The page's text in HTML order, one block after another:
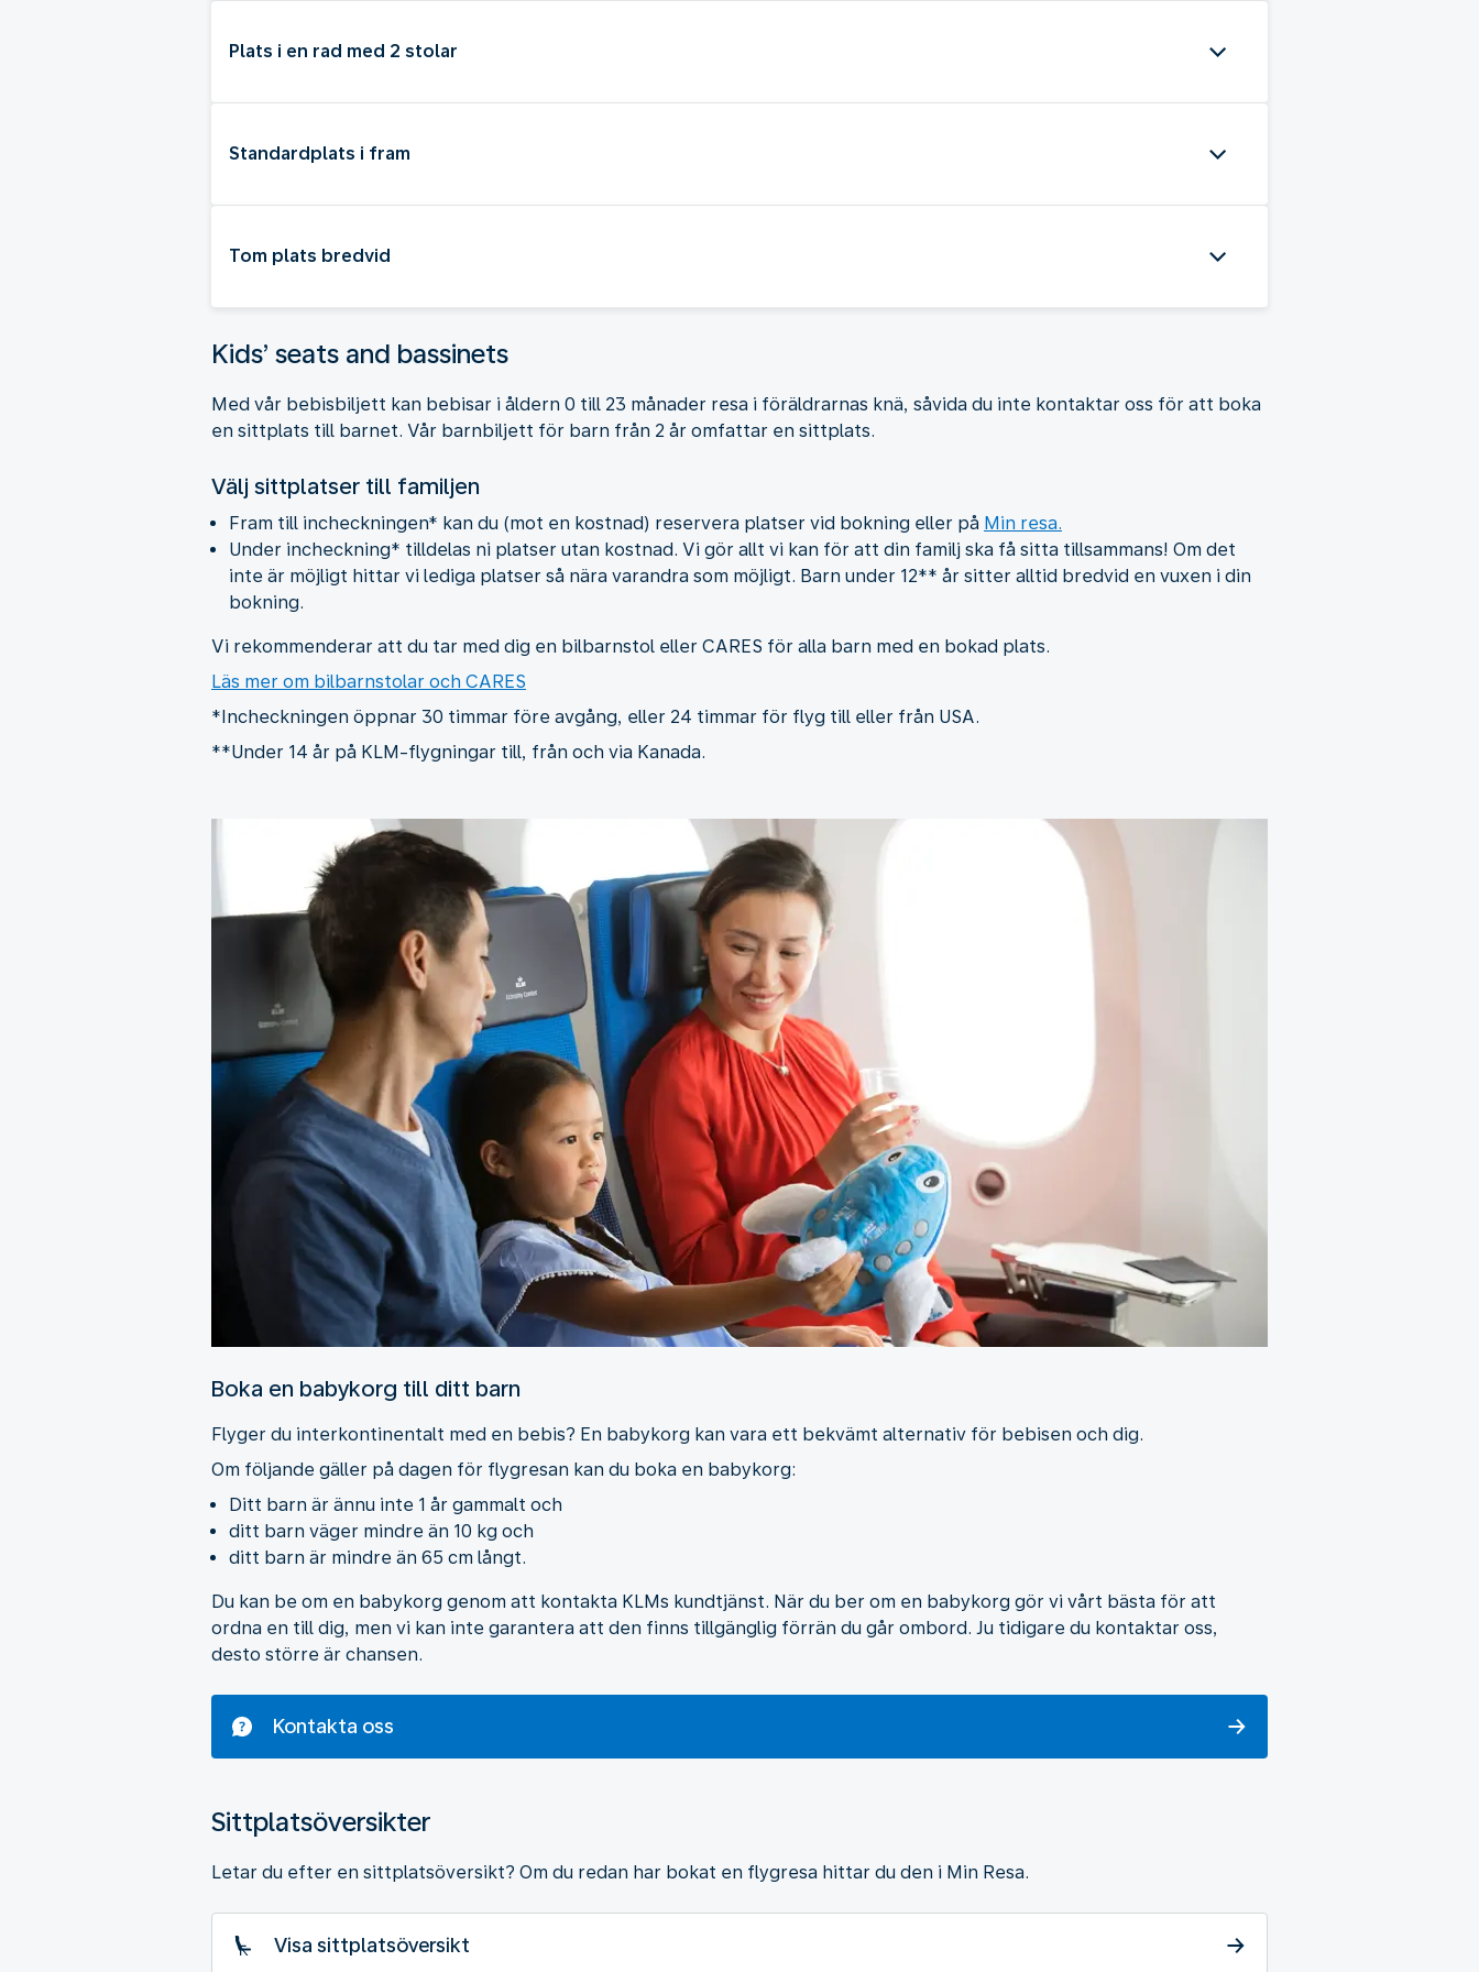
Plats i en rad med 2 stolar
Standardplats i fram
Tom plats bredvid
Kids’ seats and bassinets
Med vår bebisbiljett kan bebisar i åldern 0 till 23 månader resa i föräldrarnas knä, såvida du inte kontaktar oss för att boka
en sittplats till barnet. Vår barnbiljett för barn från 2 år omfattar en sittplats.
Välj sittplatser till familjen
Fram till incheckningen* kan du (mot en kostnad) reservera platser vid bokning eller på Min resa.
Under incheckning* tilldelas ni platser utan kostnad. Vi gör allt vi kan för att din familj ska få sitta tillsammans! Om det
inte är möjligt hittar vi lediga platser så nära varandra som möjligt. Barn under 12** år sitter alltid bredvid en vuxen i din
bokning.
Vi rekommenderar att du tar med dig en bilbarnstol eller CARES för alla barn med en bokad plats.
Läs mer om bilbarnstolar och CARES
*Incheckningen öppnar 30 timmar före avgång, eller 24 timmar för flyg till eller från USA.
**Under 14 år på KLM-flygningar till, från och via Kanada.
Boka en babykorg till ditt barn
Flyger du interkontinentalt med en bebis? En babykorg kan vara ett bekvämt alternativ för bebisen och dig.
Om följande gäller på dagen för flygresan kan du boka en babykorg:
Ditt barn är ännu inte 1 år gammalt och
ditt barn väger mindre än 10 kg och
ditt barn är mindre än 65 cm långt.
Du kan be om en babykorg genom att kontakta KLMs kundtjänst. När du ber om en babykorg gör vi vårt bästa för att
ordna en till dig, men vi kan inte garantera att den finns tillgänglig förrän du går ombord. Ju tidigare du kontaktar oss,
desto större är chansen.
Kontakta oss
Sittplatsöversikter
Letar du efter en sittplatsöversikt? Om du redan har bokat en flygresa hittar du den i Min Resa.
Visa sittplatsöversikt